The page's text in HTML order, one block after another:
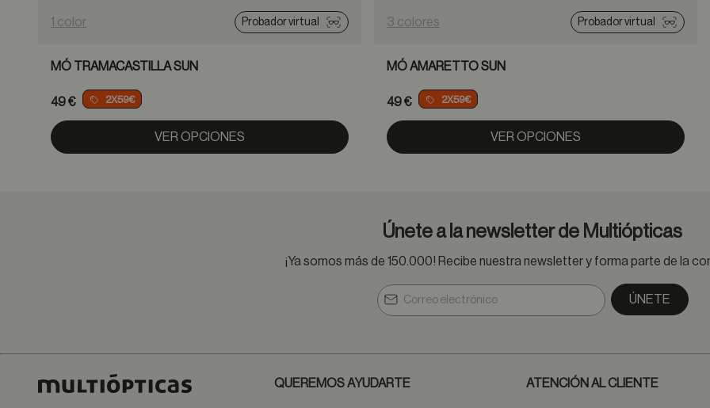
1 color Probador virtual
MÓ TRAMACASTILLA SUN
49 € 2X59€
VER OPCIONES
3 colores Probador virtual
MÓ AMARETTO SUN
49 € 2X59€
VER OPCIONES
Únete a la newsletter de Multiópticas
¡Ya somos más de 150.000! Recibe nuestra newsletter y forma parte de la
ÚNETE
QUEREMOS AYUDARTE ATENCIÓN AL CLIENTE